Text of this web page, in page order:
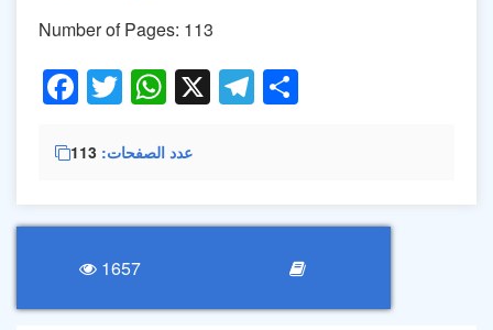
Number of Pages: 113
Facebook
Twitter
WhatsApp
X Telegram
عدد الصفحات 113
1657